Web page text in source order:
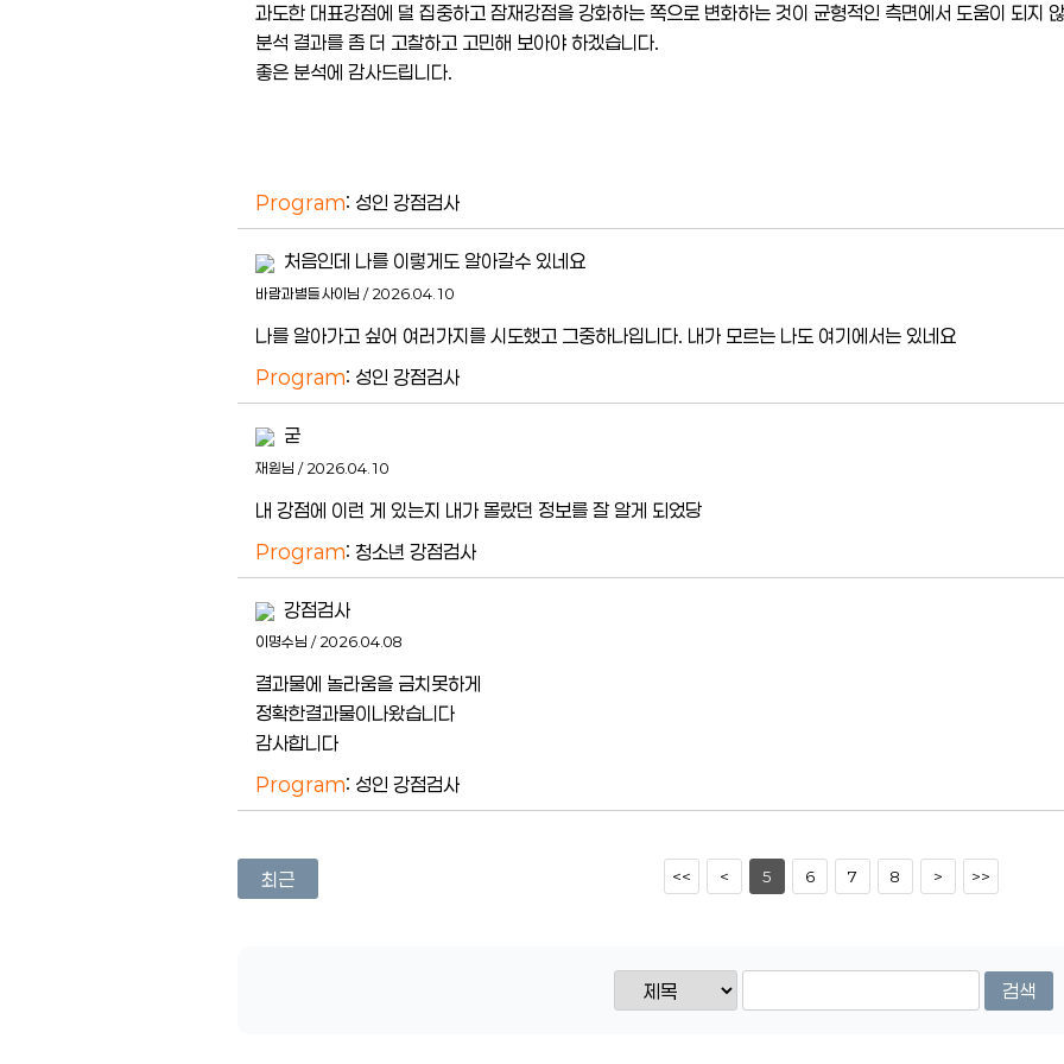
과도한 대표강점에 덜 집중하고 잠재강점을 강화하는 쪽으로 변화하는 것이 균형적인 측면에서 도움이 되지
분석 결과를 좀 더 고찰하고 고민해 보아야 하겠습니다.
좋은 분석에 감사드립니다.
Program: 성인 강점검사
처음인데 나를 이렇게도 알아갈수 있네요
바람과별들사이님 / 2026.04.10
나를 알아가고 싶어 여러가지를 시도했고 그중하나입니다. 내가 모르는 나도 여기에서는 있네요
Program: 성인 강점검사
굳
재원님 / 2026.04.10
내 강점에 이런 게 있는지 내가 몰랐던 정보를 잘 알게 되었당
Program: 청소년 강점검사
강점검사
이명수님 / 2026.04.08
결과물에 놀라움을 금치못하게
정확한결과물이나왔습니다
감사합니다
Program: 성인 강점검사
최근 << < 5 6 7 8 > >>
검색